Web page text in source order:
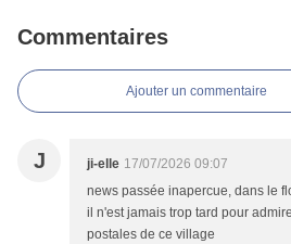
Commentaires
Ajouter un commentaire
J ji-elle 17/07/2026 09:07
news passée inapercue, dans le
il n'est jamais trop tard pour
postales de ce village